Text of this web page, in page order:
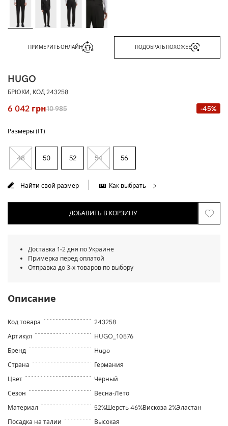
ПРИМЕРИТЬ ОНЛАЙН ПОДОБРАТЬ ПОХОЖЕЕ
HUGO
БРЮКИ, КОД 243258
6 042 грн10 985 -45%
Размеры (IT)
48 50 52 54 56
Найти свой размер Как выбрать
ДОБАВИТЬ В КОРЗИНУ
Доставка 1-2 дня по Украине
Примерка перед оплатой
Отправка до 3-х товаров по выбору
Описание
Код товара
243258
Артикул
HUGO_10576
Бренд
Hugo
Страна
Германия
Цвет
Черный
Сезон
Весна-Лето
Материал
52%Шерсть 46%Вискоза 2%Эластан
Посадка на талии
Высокая